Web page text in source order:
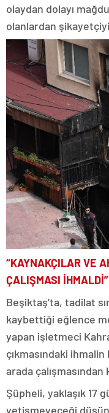
olaydan dolayı
olanlardan
“KAYNAKÇILAR VE
ÇALIŞMASI İHMALDİ”
Beşiktaş’ta, tadilat
kaybettiği eğlence
yapan işletmeci
çıkmasındaki
arada çalışmasından
Şüpheli, yaklaşık 17
yetişmeyeceği